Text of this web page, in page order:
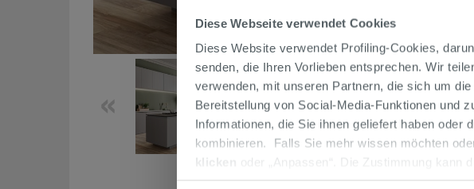
Diese Webseite verwendet Cookies
Diese Website verwendet Profiling-Cookies,
senden, die Ihren Vorlieben entsprechen. Wir
verwenden, mit unseren Partnern, die sich um
Bereitstellung von Social-Media-Funktionen und
Informationen, die Sie ihnen geliefert haben oder
kombinieren. Falls Sie mehr wissen möchten
oder „Anpassen“. Die Zustimmung kann
werden. Wenn Sie auf die Schaltfläche "X"